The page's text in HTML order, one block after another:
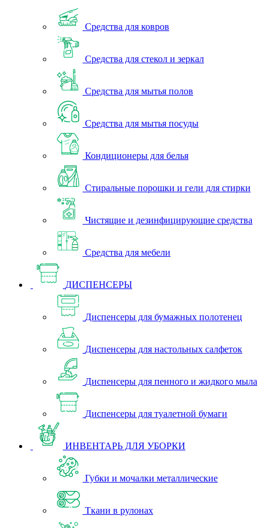
Средства для ковров
Средства для стекол и зеркал
Средства для мытья полов
Средства для мытья посуды
Кондиционеры для белья
Стиральные порошки и гели для стирки
Чистящие и дезинфицирующие средства
Средства для мебели
ДИСПЕНСЕРЫ
Диспенсеры для бумажных полотенец
Диспенсеры для настольных салфеток
Диспенсеры для пенного и жидкого мыла
Диспенсеры для туалетной бумаги
ИНВЕНТАРЬ ДЛЯ УБОРКИ
Губки и мочалки металлические
Ткани в рулонах